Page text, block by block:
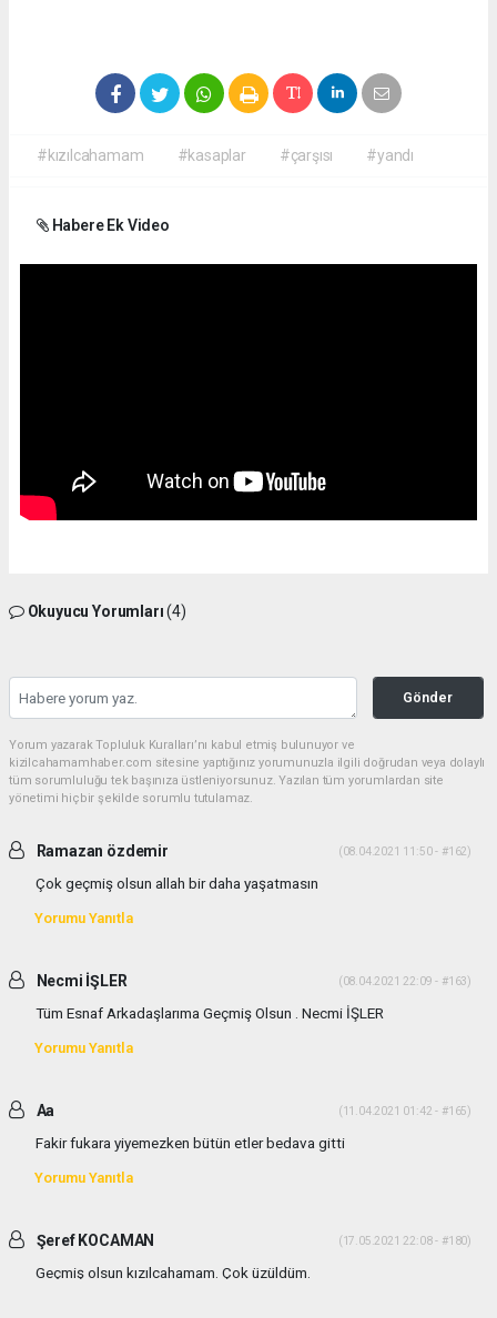
#kızılcahamam #kasaplar #çarşısı #yandı
Habere Ek Video
Okuyucu Yorumları(4)
Gönder
Yorum yazarak Topluluk Kuralları’nı kabul etmiş bulunuyor ve
kizilcahamamhaber.com sitesine yaptığınız yorumunuzla ilgili doğrudan veya dolaylı
tüm sorumluluğu tek başınıza üstleniyorsunuz. Yazılan tüm yorumlardan site
yönetimi hiçbir şekilde sorumlu tutulamaz.
Ramazan özdemir (08.04.2021 11:50 - #162)
Çok geçmiş olsun allah bir daha yaşatmasın
Yorumu Yanıtla
Necmi İŞLER (08.04.2021 22:09 - #163)
Tüm Esnaf Arkadaşlarıma Geçmiş Olsun . Necmi İŞLER
Yorumu Yanıtla
Aa (11.04.2021 01:42 - #165)
Fakir fukara yiyemezken bütün etler bedava gitti
Yorumu Yanıtla
Şeref KOCAMAN (17.05.2021 22:08 - #180)
Geçmiş olsun kızılcahamam. Çok üzüldüm.